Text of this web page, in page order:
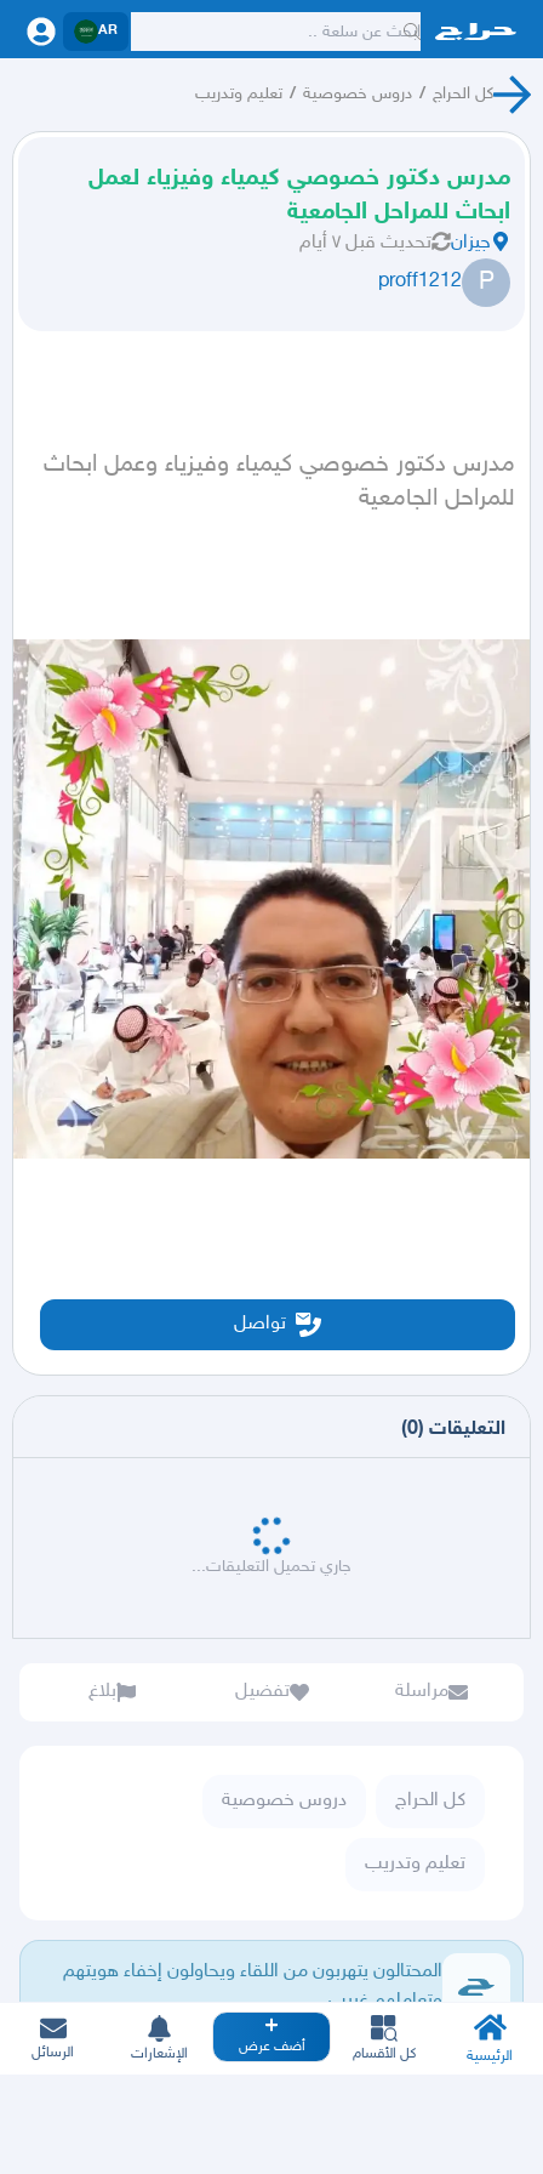
AR
كل الحراج / دروس خصوصية / تعليم وتدريب
مدرس دكتور خصوصي كيمياء وفيزياء لعمل
ابحاث للمراحل الجامعية
جيزان تحديث قبل ٧ أيام
P
proff1212
للمراحل الجامعية
تواصل
التعليقات (
0
)
جاري تحميل التعليقات...
مراسلة تفضيل بلاغ
كل الحراج دروس خصوصية
تعليم وتدريب
المحتالون يتهربون من اللقاء ويحاولون إخفاء هويتهم
وتعاملهم غريب.
الرئيسية كل الأقسام أضف عرض الإشعارات الرسائل